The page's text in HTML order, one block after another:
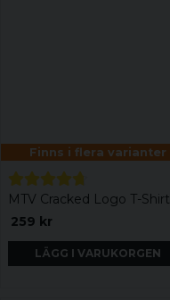
Finns i flera varianter
MTV Cracked Logo T-Shirt
259 kr
LÄGG I VARUKORGEN